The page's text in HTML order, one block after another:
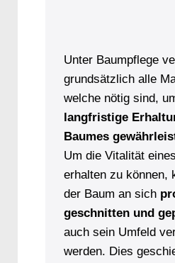
Unter Baumpflege
grundsätzlich alle
welche nötig sind,
langfristige
Baumes
Um die Vitalität
erhalten zu können,
der Baum an sich
geschnitten und
auch sein Umfeld
werden. Dies